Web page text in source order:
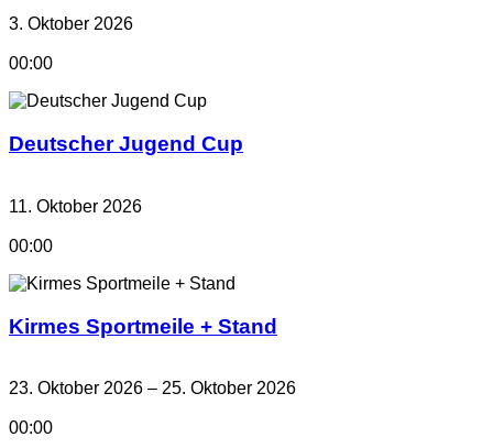
3. Oktober 2026
00:00
Deutscher Jugend Cup
11. Oktober 2026
00:00
Kirmes Sportmeile + Stand
23. Oktober 2026 – 25. Oktober 2026
00:00